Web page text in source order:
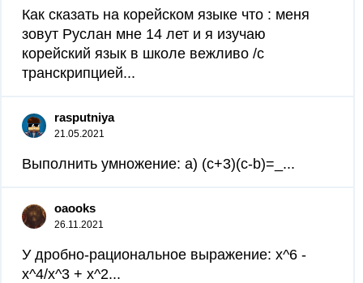
Как сказать на корейском языке что : меня
зовут Руслан мне 14 лет и я изучаю
корейский язык в школе вежливо /с
транскрипцией...
rasputniya
21.05.2021
Выполнить умножение: a) (c+3)(c-b)=_...
oaooks
26.11.2021
У дробно-рациональное выражение: x^6 -
x^4/x^3 + x^2​...